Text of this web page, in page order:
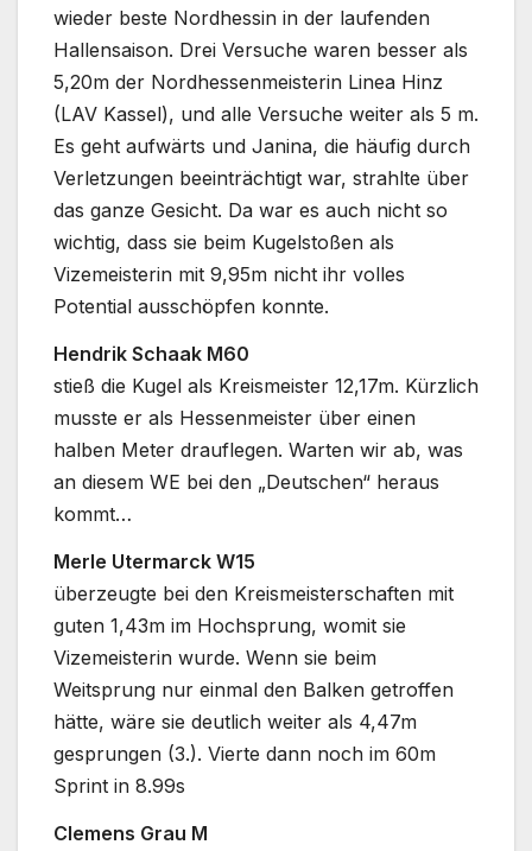
wieder beste Nordhessin in der laufenden
Hallensaison. Drei Versuche waren besser als
5,20m der Nordhessenmeisterin Linea Hinz
(LAV Kassel), und alle Versuche weiter als 5 m.
Es geht aufwärts und Janina, die häufig durch
Verletzungen beeinträchtigt war, strahlte über
das ganze Gesicht. Da war es auch nicht so
wichtig, dass sie beim Kugelstoßen als
Vizemeisterin mit 9,95m nicht ihr volles
Potential ausschöpfen konnte.
Hendrik Schaak M60
stieß die Kugel als Kreismeister 12,17m. Kürzlich
musste er als Hessenmeister über einen
halben Meter drauflegen. Warten wir ab, was
an diesem WE bei den „Deutschen“ heraus
kommt…
Merle Utermarck W15
überzeugte bei den Kreismeisterschaften mit
guten 1,43m im Hochsprung, womit sie
Vizemeisterin wurde. Wenn sie beim
Weitsprung nur einmal den Balken getroffen
hätte, wäre sie deutlich weiter als 4,47m
gesprungen (3.). Vierte dann noch im 60m
Sprint in 8.99s
Clemens Grau M